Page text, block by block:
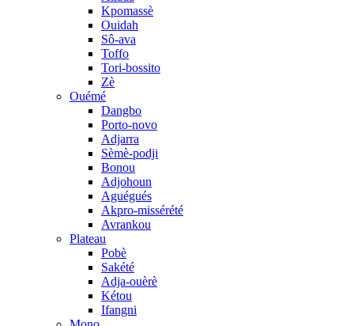
Kpomassè
Ouidah
Sô-ava
Toffo
Tori-bossito
Zè
Ouémé
Dangbo
Porto-novo
Adjarra
Sèmè-podji
Bonou
Adjohoun
Aguégués
Akpro-missérété
Avrankou
Plateau
Pobè
Sakété
Adja-ouèrè
Kétou
Ifangni